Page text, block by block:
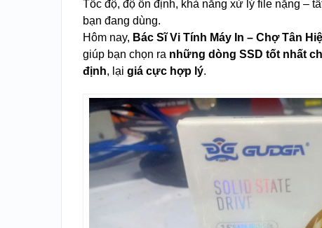
Tốc độ, độ ổn định, khả năng xử lý file nặng –
bạn đang dùng.
Hôm nay, Bác Sĩ Vi Tính Máy In – Chợ Tân
giúp bạn chọn ra những dòng SSD tốt nhất
định, lạigiá cực hợp lý.